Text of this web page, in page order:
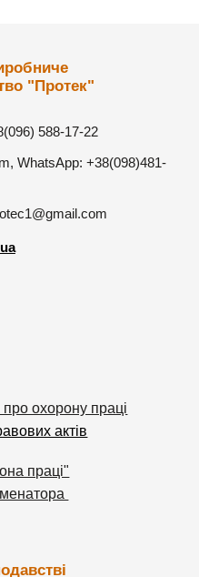
"Протек"
588-17-22
WhatsApp: +38(098)481-
охорону праці
актів
праці"